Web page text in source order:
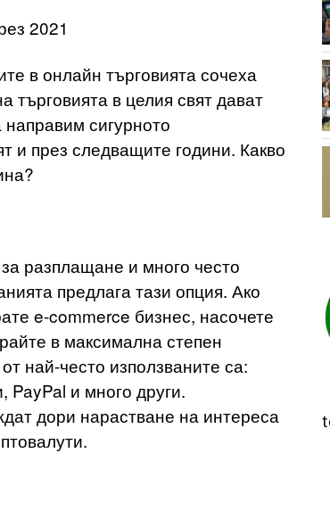
2021
в онлайн търговията сочеха
търговията в целия свят дават
сигурното
и през следващите години. Какво
разплащане и много често
предлага тази опция. Ако
e-commerce бизнес, насочете
в максимална степен
най-често използваните са:
PayPal и много други.
дори нарастване на интереса